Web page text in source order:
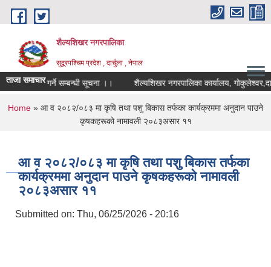
Skip to main content
शैल्यशिखर नगरपालिका
सुदूरपश्चिम प्रदेश , दार्चुला , नेपाल
ताजा समाचार
आवेदन पेश गर्ने सम्बन्धी सूचना ।। शैल्यशिखर नगरपालिका कार्यालय,
You are here
Home » आ व २०८२/०८३ मा कृषि तथा पशु बिकास तर्फका कार्यक्रममा अनुदान पाउने
कृषकहरूको नामावली २०८३असार ११
आ व २०८२/०८३ मा कृषि तथा पशु बिकास तर्फका
कार्यक्रममा अनुदान पाउने कृषकहरूको नामावली
२०८३असार ११
Submitted on: Thu, 06/25/2026 - 20:16